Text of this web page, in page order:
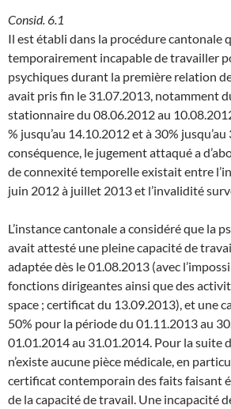
Consid. 6.1
Il est établi dans la procédure cantonale
temporairement incapable de travailler
psychiques durant la première relation
avait pris fin le 31.07.2013, notamment
stationnaire du 08.06.2012 au
% jusqu’au 14.10.2012 et à 30%
conséquence, le jugement attaqué a
de connexité temporelle existait entre
juin 2012 à juillet 2013 et l’invalidité
L’instance cantonale a considéré que la
avait attesté une pleine capacité de
adaptée dès le 01.08.2013 (avec
fonctions dirigeantes ainsi que des
space ; certificat du 13.09.2013), et une
50% pour la période du 01.11.2013 au
01.01.2014 au 31.01.2014. Pour la suite
n’existe aucune pièce médicale, en
certificat contemporain des faits faisant
de la capacité de travail. Une incapacité